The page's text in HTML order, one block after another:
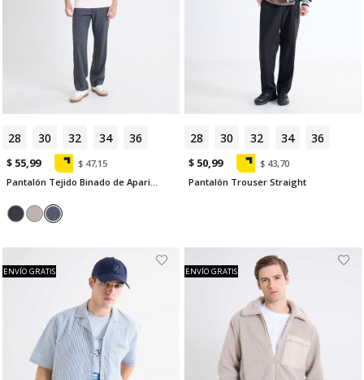
28 30 32 34 36
$ 55,99
$ 47,15
28 30 32 34 36
$ 50,99
$ 43,70
Pantalón Trouser Straight
ENVÍO GRATIS ENVÍO GRATIS